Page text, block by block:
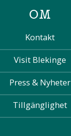
OM
Kontakt
Visit Blekinge
Press & Nyheter
Tillgänglighet